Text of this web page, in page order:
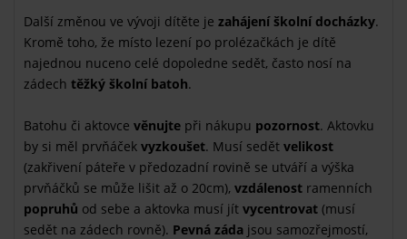
Další změnou ve vývoji dítěte je zahájení školní docházky.
Kromě toho, že místo lezení po prolézačkách je dítě
najednou nuceno celé dopoledne sedět, často nosí na
zádech těžký školní batoh.
Batohu či aktovce věnujte při nákupu pozornost. Aktovku
by si měl prvňáček vyzkoušet. Musí sedět velikost
(zakřivení páteře v předozadní rovině se utváří a výška
prvňáčků se může lišit až o 20cm), vzdálenost ramenních
popruhů od sebe a aktovka musí jít vycentrovat (musí
sedět na zádech rovně). Pevná záda jsou samozřejmostí,